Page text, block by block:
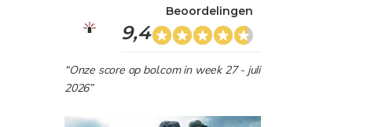
9,4
Beoordelingen
“Onze score op bol.com in week 27 - juli
2026”